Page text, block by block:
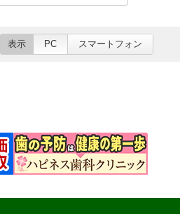
表示 PC スマートフォン